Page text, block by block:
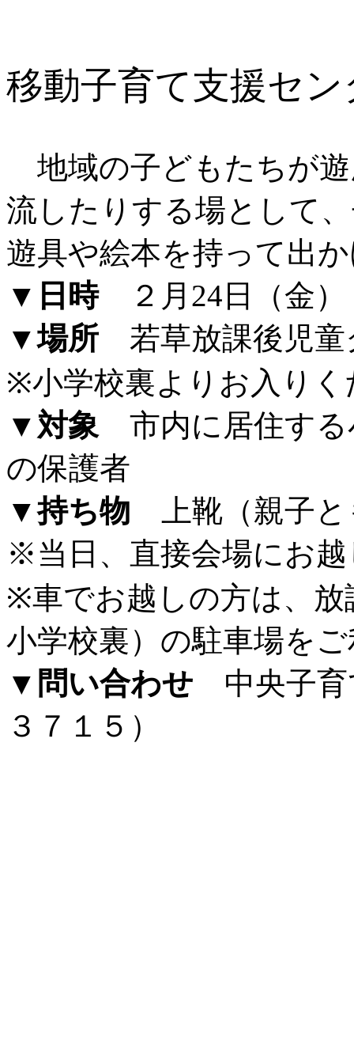
移動子育て支援セ
地域の子どもたちが
流したりする場として
遊具や絵本を持って出
▼日時２月24日（金
▼場所 若草放課後児童
※小学校裏よりお入りく
▼対象市内に居住する
の保護者
▼持ち物 上靴（親子と
※当日、直接会場にお
※車でお越しの方は、放
小学校裏）の駐車場を
▼問い合わせ 中央子育
３７１５）